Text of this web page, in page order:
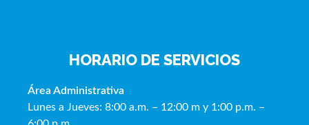
HORARIO DE SERVICIOS
Área Administrativa
Lunes a Jueves: 8:00 a.m. – 12:00 m y 1:00 p.m. –